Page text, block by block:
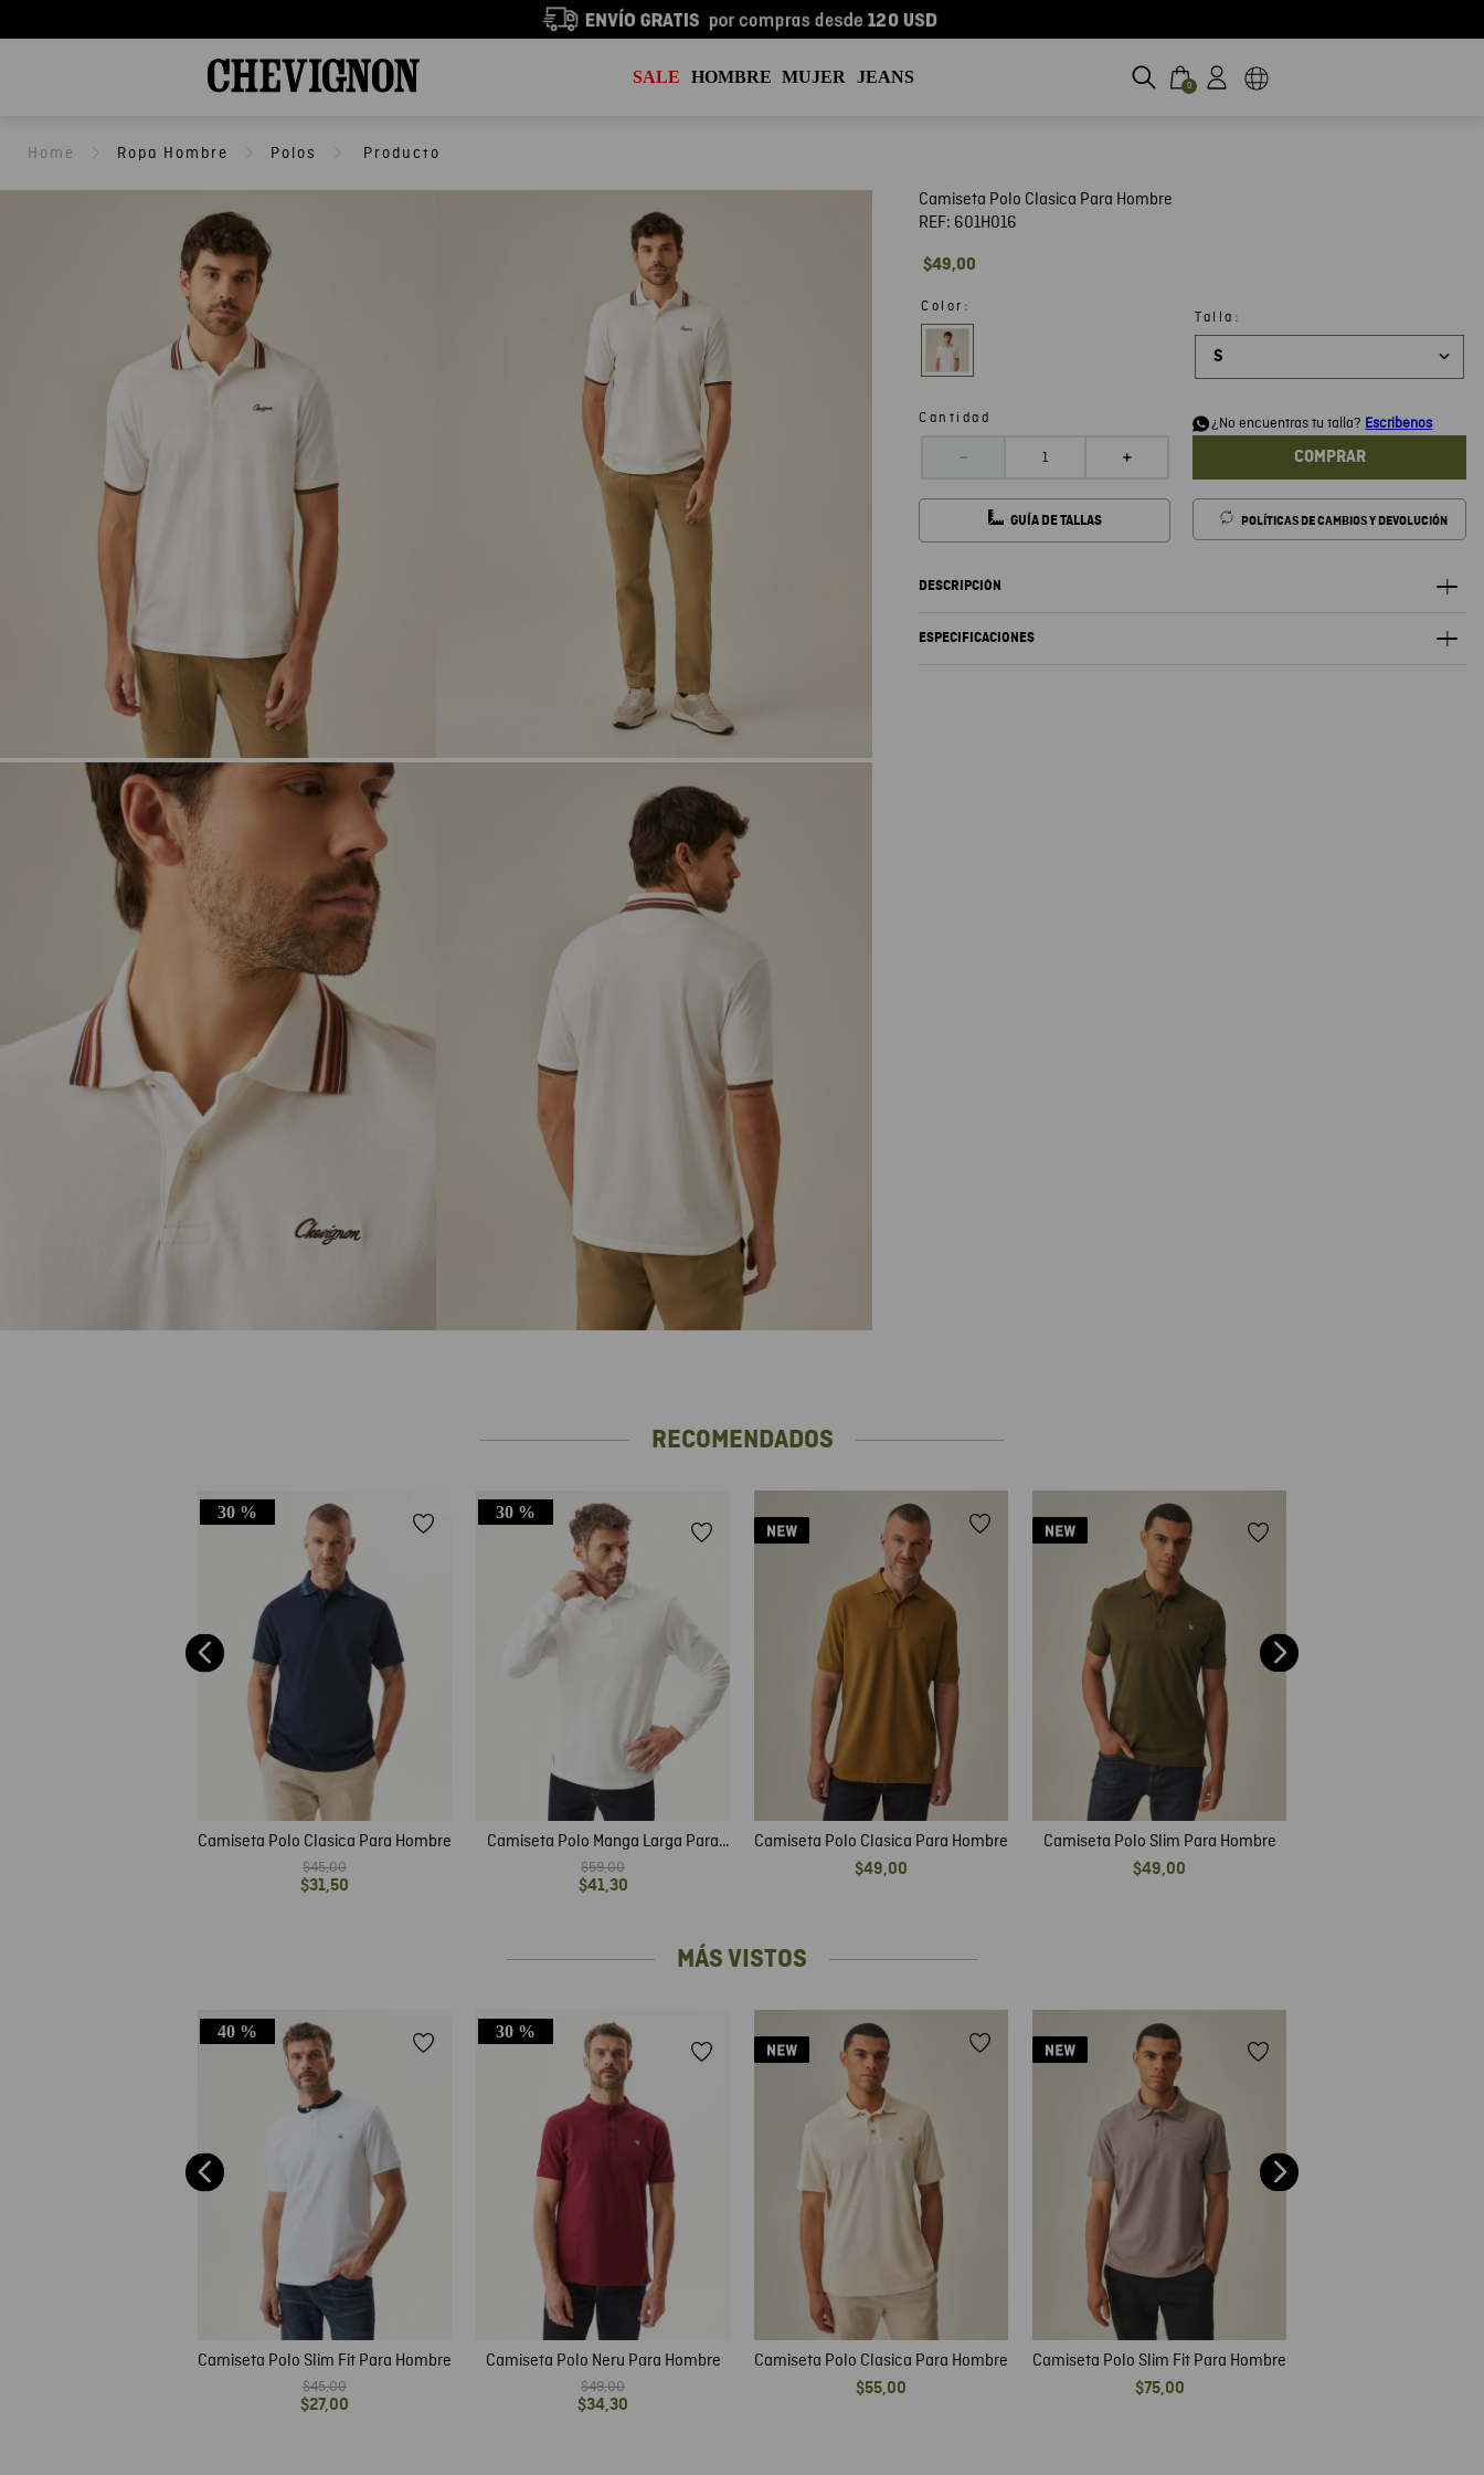
SALE HOMBRE MUJER JEANS 0
Ropa Hombre Polos
Camiseta Polo Clasica Para Hombre
REF: 601H016
$49,00
Color :
Talla :
S
¿No encuentras tu talla? Escribenos
Cantidad
＋
－ COMPRAR
GUÍA DE TALLAS POLÍTICAS DE CAMBIOS Y DEVOLUCIÓN
DESCRIPCIÓN
ESPECIFICACIONES
RECOMENDADOS
30 %
Camiseta Polo Clasica Para Hombre
$45,00
$31,50
30 %
Camiseta Polo Manga Larga Para
Hombre
$59,00
$41,30
Camiseta Polo Clasica Para Hombre
$49,00
Camiseta Polo Slim Para Hombre
$49,00
MÁS VISTOS
40 %
Camiseta Polo Slim Fit Para Hombre
$45,00
$27,00
30 %
Camiseta Polo Neru Para Hombre
$49,00
$34,30
Camiseta Polo Clasica Para Hombre
$55,00
Camiseta Polo Slim Fit Para Hombre
$75,00